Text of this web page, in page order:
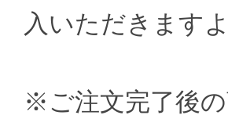
入いただきます
※ご注文完了後